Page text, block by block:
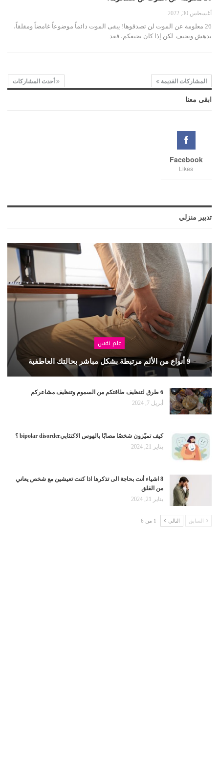
أغسطس 30, 2022
26 معلومة عن الموت لن تصدقوها! يبقى الموت دائماً موضوعاً غامضاً ومقلقاً،
يدهش ويخيف. لكن إذا كان يخيفكم، فقد…
المشاركات القديمة أحدث المشاركات
ابقى معنا
Facebook
Likes
تدبير منزلي
علم نفس
9 أنواع من الألم مرتبطة بشكل مباشر بحالتك العاطفية
6 طرق لتنظيف طاقتكم من السموم وتنظيف مشاعركم
أبريل 7, 2024
كيف تميّزون شخصًا مصابًا بالهوس الاكتئابيbipolar disorder ؟
يناير 21, 2024
8 اشياء أنت بحاجة الى تذكرها اذا كنت تعيشين مع شخص يعاني
من القلق
يناير 21, 2024
السابق التالي 1 من 6